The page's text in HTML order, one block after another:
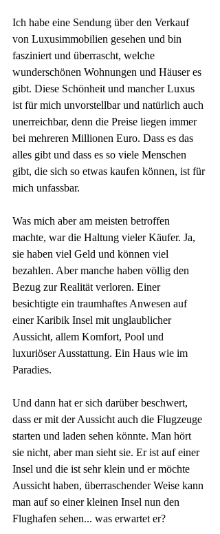
Ich habe eine Sendung über den Verkauf
von Luxusimmobilien gesehen und bin
fasziniert und überrascht, welche
wunderschönen Wohnungen und Häuser es
gibt. Diese Schönheit und mancher Luxus
ist für mich unvorstellbar und natürlich auch
unerreichbar, denn die Preise liegen immer
bei mehreren Millionen Euro. Dass es das
alles gibt und dass es so viele Menschen
gibt, die sich so etwas kaufen können, ist für
mich unfassbar.
Was mich aber am meisten betroffen
machte, war die Haltung vieler Käufer. Ja,
sie haben viel Geld und können viel
bezahlen. Aber manche haben völlig den
Bezug zur Realität verloren. Einer
besichtigte ein traumhaftes Anwesen auf
einer Karibik Insel mit unglaublicher
Aussicht, allem Komfort, Pool und
luxuriöser Ausstattung. Ein Haus wie im
Paradies.
Und dann hat er sich darüber beschwert,
dass er mit der Aussicht auch die Flugzeuge
starten und laden sehen könnte. Man hört
sie nicht, aber man sieht sie. Er ist auf einer
Insel und die ist sehr klein und er möchte
Aussicht haben, überraschender Weise kann
man auf so einer kleinen Insel nun den
Flughafen sehen... was erwartet er?